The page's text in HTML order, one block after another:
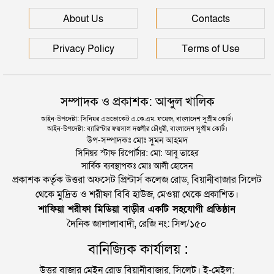
ভাগনের সাথে চলে গেছেন স্ত্রী, দুধ দিয়ে গোসল করলেন
স্বামী
About Us Contacts
Privacy Policy Terms of Use
সম্পাদক ও প্রকাশক: আব্দুল খালিক
আইন-উপদেষ্টা: সিনিয়র এডভোকেট এ.কে.এম. ফয়েজ, বাংলাদেশ সুপ্রীম কোর্ট।
আইন-উপদেষ্টা: ব্যারিস্টার ফয়সাল দস্তগীর চৌধুরী, বাংলাদেশ সুপ্রীম কোর্ট।
উপ-সম্পাদকঃ মোঃ সুমন আহমদ
সিনিয়র স্টাফ রিপোর্টার: মো: আবু তাহের
সার্বিক ব্যবস্থাপকঃ মোঃ আলী হোসেন
প্রকাশক কর্তৃক উত্তরা অফসেট প্রিন্টার্স কলেজ রোড, বিয়ানীবাজার সিলেট
থেকে মুদ্রিত ও শরীফা বিবি হাউজ, মেওয়া থেকে প্রকাশিত।
শাফিয়া শরীফা মিডিয়া বাড়ীর একটি সহযোগী প্রতিষ্ঠান
দৈনিক জালালাবাদী, রেজি নং: সিল/১৫০
বানিজ্যিক কার্যালয় :
উত্তর বাজার মেইন রোড বিয়ানীবাজার, সিলেট। ই-মেইল: